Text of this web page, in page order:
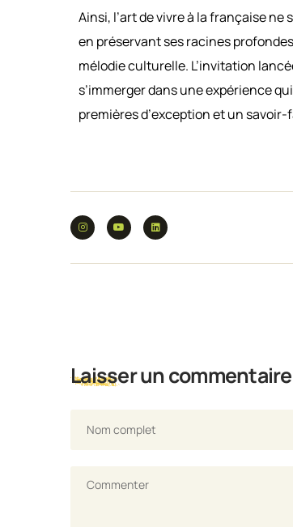
Ainsi, l’art de vivre à la française
en préservant ses racines
mélodie culturelle. L’invitation
s’immerger dans une expérience
premières d’exception et un
Laisser un commentaire